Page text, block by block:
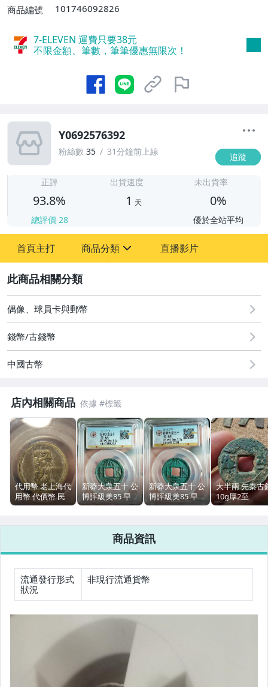
商品編號
101746092826
7-ELEVEN 運費只要38元
不限金額、筆數，筆筆優惠無限次！
Y0692576392
粉絲數 35 31分鐘前上線 追蹤
正評
93.8%
總評價 28
出貨速度
1 天
未出貨率
0%
優於全站平均
首頁主打 商品分類
圖書/影音/文具
古董、藝術與礦石
玩具、模型與公仔
偶像、球員卡與郵幣
女裝與服飾配件
手錶與飾品配件
女包精品與女鞋
運動、戶外與休閒
直播影片
偶像、球員卡與郵幣
錢幣/古錢幣
中國古幣
店內相關商品
代用幣 老上海代
用幣 代價幣 民
國銅質貨幣 公博
新莽大泉五十 公
博評級美85 早
期厚重版 8.3g
新莽大泉五十 公
博評級美85 早
期厚重版 原滋原
大半兩 先秦古
10g厚2至
2.3mm品相尚
商品資訊
流通發行形式
狀況
非現行流通貨幣